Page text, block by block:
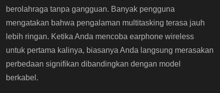
berolahraga tanpa gangguan. Banyak pengguna
mengatakan bahwa pengalaman multitasking terasa jauh
lebih ringan. Ketika Anda mencoba earphone wireless
untuk pertama kalinya, biasanya Anda langsung merasakan
perbedaan signifikan dibandingkan dengan model
berkabel.